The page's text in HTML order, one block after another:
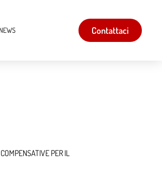
NEWS Contattaci
PER IL